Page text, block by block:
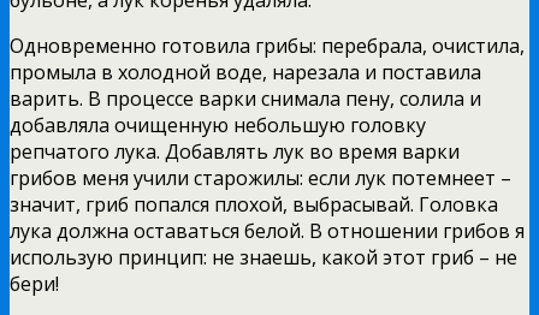
Одновременно готовила грибы: перебрала, очистила,
промыла в холодной воде, нарезала и поставила
варить. В процессе варки снимала пену, солила и
добавляла очищенную небольшую головку
репчатого лука. Добавлять лук во время варки
грибов меня учили старожилы: если лук потемнеет –
значит, гриб попался плохой, выбрасывай. Головка
лука должна оставаться белой. В отношении грибов я
использую принцип: не знаешь, какой этот гриб – не
бери!